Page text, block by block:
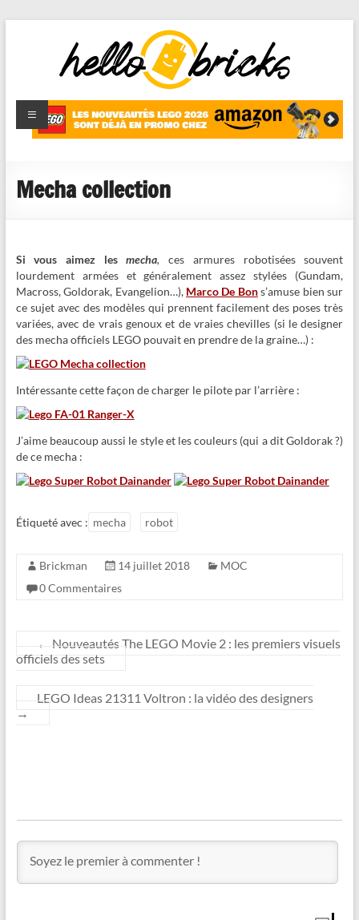
HelloBricks
Blog LEGO,
nouveaut�s
reviews
Mecha collection
Si vous aimez lesmecha, ces armures robotisées souvent
lourdement armées et généralement assez stylées (Gundam,
Macross, Goldorak, Evangelion…), Marco De Bons’amuse bien sur
ce sujet avec des modèles qui prennent facilement des poses très
variées, avec de vrais genoux et de vraies chevilles (si le designer
des mecha officiels LEGO pouvait en prendre de la graine…) :
Intéressante cette façon de charger le pilote par l’arrière :
J’aime beaucoup aussi le style et les couleurs (qui a dit Goldorak ?)
de ce mecha :
Étiqueté avec : mecha robot
Brickman 14 juillet 2018
MOC
0 Commentaires
←
Nouveautés The LEGO Movie 2 : les premiers visuels
officiels des sets
LEGO Ideas 21311 Voltron : la vidéo des designers
→